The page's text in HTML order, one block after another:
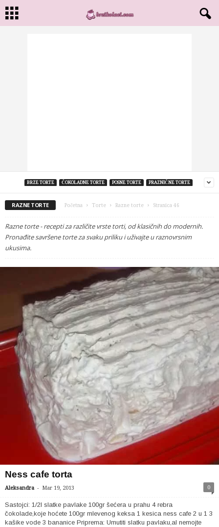
BRZE TORTE ČOKOLADNE TORTE POSNE TORTE PRAZNIČNE TORTE
RAZNE TORTE Početna Torte Razne torte Stranica 46
Razne torte - recepti za različite vrste torti, od klasičnih do modernih.
Pronađite savršene torte za svaku priliku i uživajte u raznovrsnim
ukusima.
Ness cafe torta
Aleksandra - Mar 19, 2013 0
Sastojci: 1/2l slatke pavlake 100gr šećera u prahu 4 rebra
čokolade,koje hoćete 100gr mlevenog keksa 1 kesica ness cafe 2 u 1 3
kašike vode 3 bananice Priprema: Umutiti slatku pavlaku,al nemojte